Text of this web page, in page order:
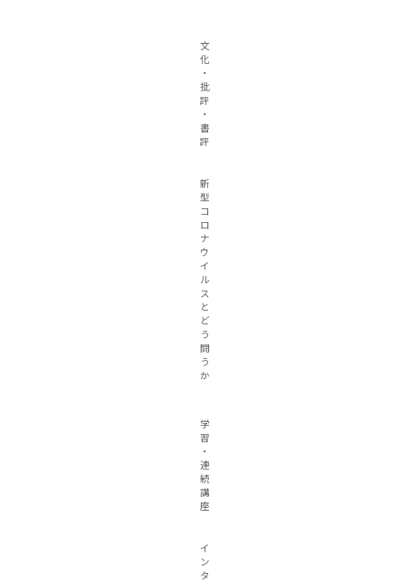
文
化
・
批
評
・
書
評
新
型
コ
ロ
ナ
ウ
イ
ル
ス
と
ど
う
闘
う
か
学
習
・
連
続
講
座
イ
ン
タ